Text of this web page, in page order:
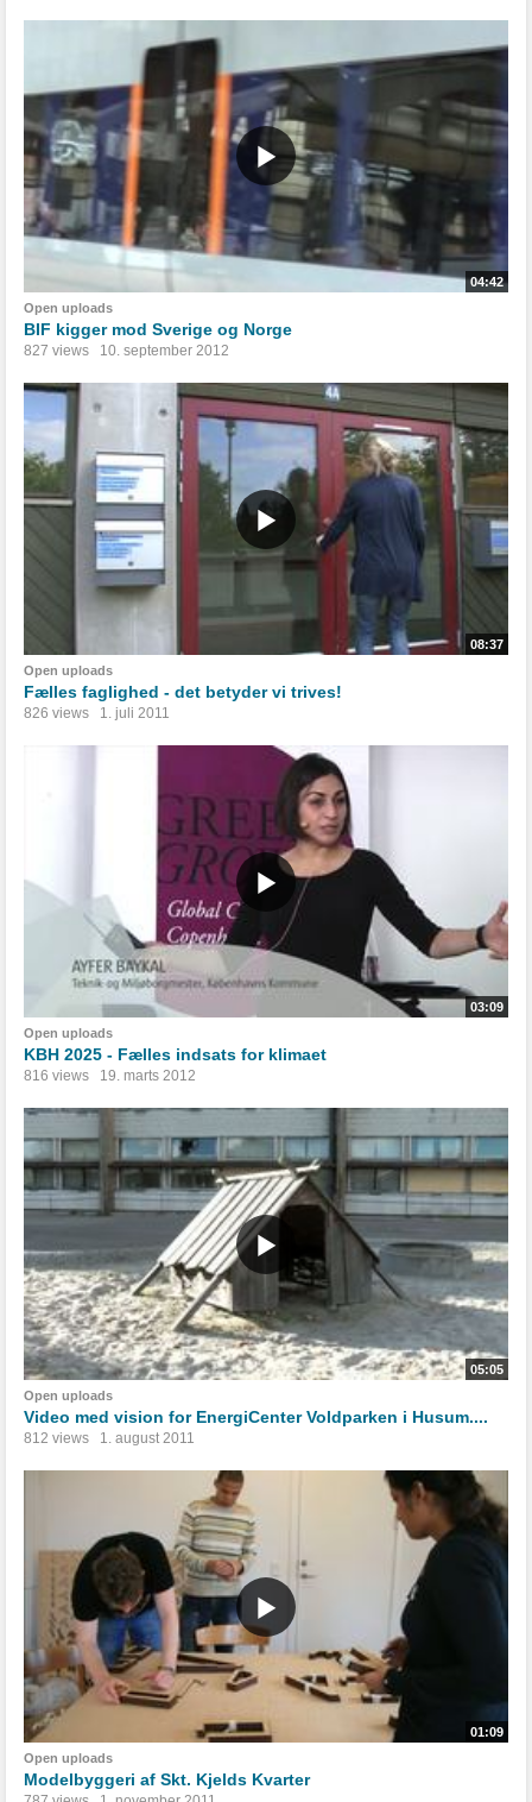
04:42
Open uploads
BIF kigger mod Sverige og Norge
827 views 10. september 2012
08:37
Open uploads
Fælles faglighed - det betyder vi trives!
826 views 1. juli 2011
03:09
Open uploads
KBH 2025 - Fælles indsats for klimaet
816 views 19. marts 2012
05:05
Open uploads
Video med vision for EnergiCenter Voldparken i Husum....
812 views 1. august 2011
01:09
Open uploads
Modelbyggeri af Skt. Kjelds Kvarter